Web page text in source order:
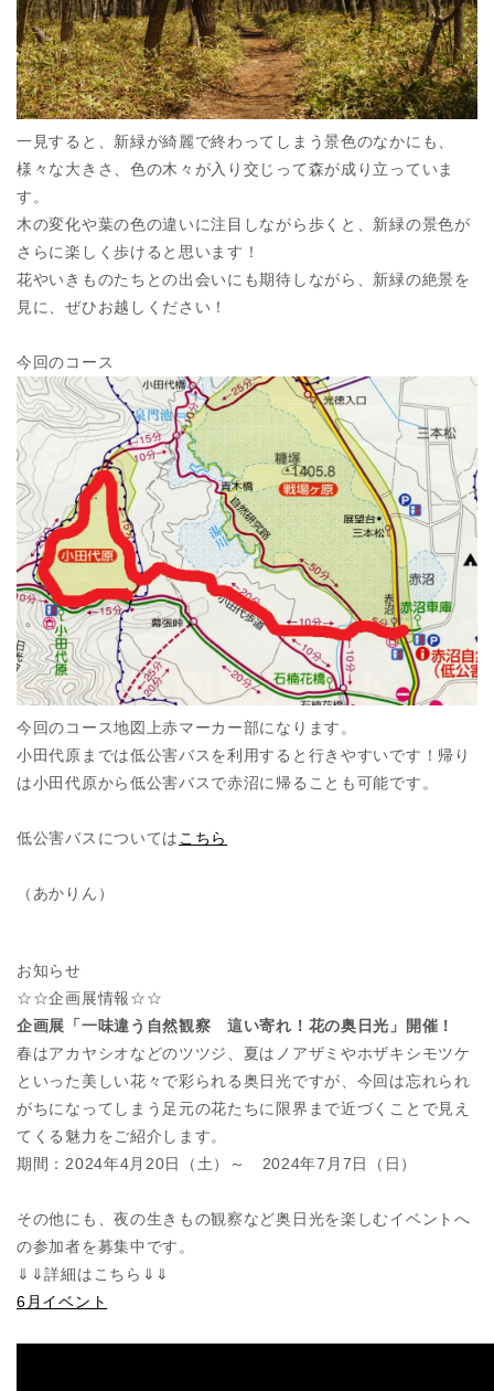
一見すると、新緑が綺麗で終わってしまう景色のなかにも、
様々な大きさ、色の木々が入り交じって森が成り立っていま
す。
木の変化や葉の色の違いに注目しながら歩くと、新緑の景色が
さらに楽しく歩けると思います！
花やいきものたちとの出会いにも期待しながら、新緑の絶景を
見に、ぜひお越しください！
今回のコース
今回のコース地図上赤マーカー部になります。
小田代原までは低公害バスを利用すると行きやすいです！帰り
は小田代原から低公害バスで赤沼に帰ることも可能です。
低公害バスについては こちら
（あかりん）
お知らせ
☆☆企画展情報☆☆
企画展「一味違う自然観察 這い寄れ！花の奥日光」開催！
春はアカヤシオなどのツツジ、夏はノアザミやホザキシモツケ
といった美しい花々で彩られる奥日光ですが、今回は忘れられ
がちになってしまう足元の花たちに限界まで近づくことで見え
てくる魅力をご紹介します。
期間：2024年4月20日（土）～ 2024年7月7日（日）
その他にも、夜の生きもの観察など奥日光を楽しむイベントへ
の参加者を募集中です。
⇓⇓詳細はこちら⇓⇓
6月イベント